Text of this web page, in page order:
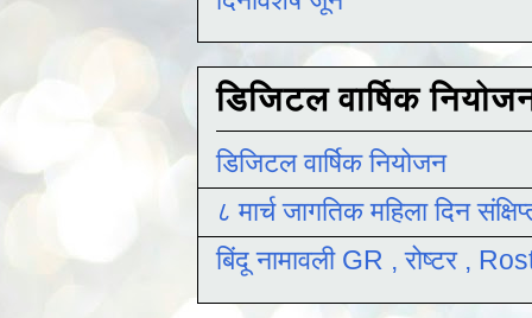
डिजिटल वार्षिक
डिजिटल वार्षिक नियोजन
८ मार्च जागतिक महिला दिन
बिंदू नामावली GR , रोष्टर ,